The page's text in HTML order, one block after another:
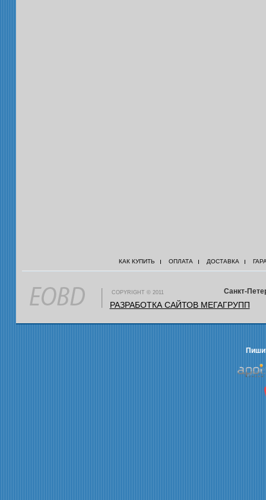
КАК КУПИТЬ ОПЛАТА ДОСТАВКА
РАЗРАБОТКА САЙТОВ МЕГАГРУПП
COPYRIGHT © 2011 Санкт-